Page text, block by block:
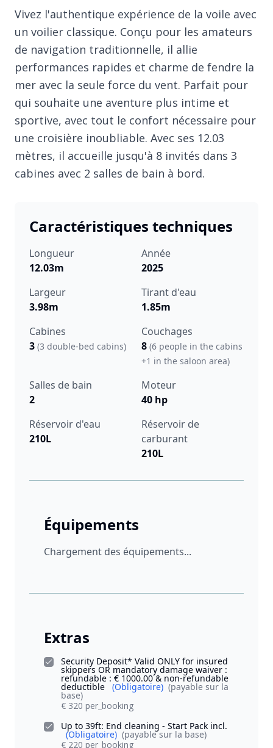
Vivez l'authentique expérience de la voile avec
un voilier classique. Conçu pour les amateurs
de navigation traditionnelle, il allie
performances rapides et charme de fendre la
mer avec la seule force du vent. Parfait pour
qui souhaite une aventure plus intime et
sportive, avec tout le confort nécessaire pour
une croisière inoubliable. Avec ses 12.03
mètres, il accueille jusqu'à 8 invités dans 3
cabines avec 2 salles de bain à bord.
Caractéristiques techniques
Longueur
12.03m
Année
2025
Largeur
3.98m
Tirant d'eau
1.85m
Cabines
3 (3 double-bed cabins)
Couchages
8 (6 people in the cabins
+1 in the saloon area)
Salles de bain
2
Moteur
40 hp
Réservoir d'eau
210L
Réservoir de
carburant
210L
Équipements
Chargement des équipements...
Extras
Security Deposit* Valid ONLY for insured
skippers OR mandatory damage waiver :
refundable : € 1000.00 & non-refundable
deductible (Obligatoire) (payable sur la
base)
€ 320 per_booking
Up to 39ft: End cleaning - Start Pack incl.
(Obligatoire) (payable sur la base)
€ 220 per_booking